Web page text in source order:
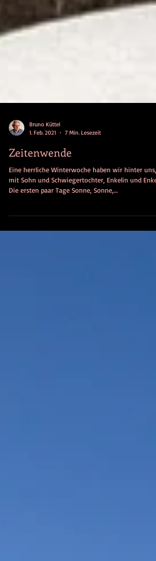
1. Feb. 2021
7 Min. Lesezeit
Zeitenwende
Eine herrliche Winterwoche haben wir hinter uns,
mit Sohn und Schwiegertochter, Enkelin und Enkel.